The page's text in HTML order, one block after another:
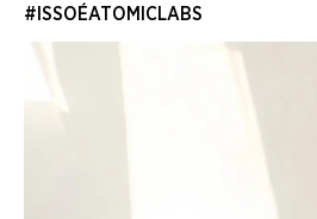
#ISSOÉATOMICLABS